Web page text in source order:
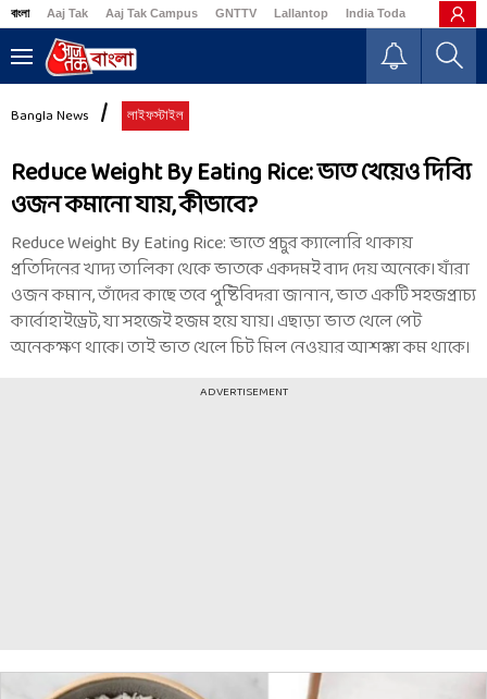
বাংলা Aaj Tak Aaj Tak Campus GNTTV Lallantop India Today Business
Bangla News লাইফস্টাইল
Reduce Weight By Eating Rice: ভাত খেয়েও দিব্যি
ওজন কমানো যায়, কীভাবে?
Reduce Weight By Eating Rice: ভাতে প্রচুর ক্যালোরি থাকায়
প্রতিদিনের খাদ্য তালিকা থেকে ভাতকে একদমই বাদ দেয় অনেকে। যাঁরা
ওজন কমান, তাঁদের কাছে তবে পুষ্টিবিদরা জানান, ভাত একটি সহজপ্রাচ্য
কার্বোহাইড্রেট, যা সহজেই হজম হয়ে যায়। এছাড়া ভাত খেলে পেট
অনেকক্ষণ থাকে। তাই ভাত খেলে চিট মিল নেওয়ার আশঙ্কা কম থাকে।
ADVERTISEMENT